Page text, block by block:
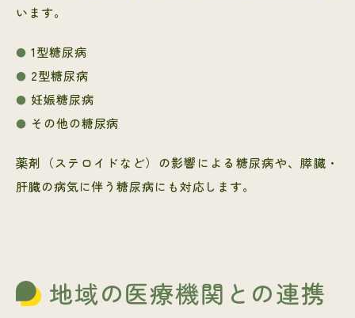
います。
1型糖尿病
2型糖尿病
妊娠糖尿病
その他の糖尿病
薬剤（ステロイドなど）の影響による糖尿病や、膵臓・
肝臓の病気に伴う糖尿病にも対応します。
地域の医療機関との連携